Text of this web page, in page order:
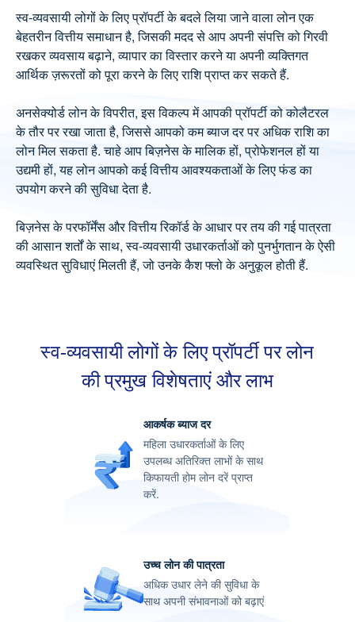
प्रोसेसिंग फीस और शुल्क
आवश्यक दस्तावेज
कैलकुलेटर
विशेष विशेषताएं और ऑफर
लोन के लिए आसान चरण
FAQ
आपके शहर में होम लोन
संबंधित प्रोडक्ट
स्व-व्यवसायी लोगों के लिए प्रॉपर्टी के बदले लिया जाने वाला लोन एक
बेहतरीन वित्तीय समाधान है, जिसकी मदद से आप अपनी संपत्ति को गिरवी
रखकर व्यवसाय बढ़ाने, व्यापार का विस्तार करने या अपनी व्यक्तिगत
आर्थिक ज़रूरतों को पूरा करने के लिए राशि प्राप्त कर सकते हैं.
अनसेक्योर्ड लोन के विपरीत, इस विकल्प में आपकी प्रॉपर्टी को कोलैटरल
के तौर पर रखा जाता है, जिससे आपको कम ब्याज दर पर अधिक राशि का
लोन मिल सकता है. चाहे आप बिज़नेस के मालिक हों, प्रोफेशनल हों या
उद्यमी हों, यह लोन आपको कई वित्तीय आवश्यकताओं के लिए फंड का
उपयोग करने की सुविधा देता है.
बिज़नेस के परफॉर्मेंस और वित्तीय रिकॉर्ड के आधार पर तय की गई पात्रता
की आसान शर्तों के साथ, स्व-व्यवसायी उधारकर्ताओं को पुनर्भुगतान के ऐसी
व्यवस्थित सुविधाएं मिलती हैं, जो उनके कैश फ्लो के अनुकूल होती हैं.
स्व-व्यवसायी लोगों के लिए प्रॉपर्टी पर लोन
की प्रमुख विशेषताएं और लाभ
आकर्षक ब्याज दर
महिला उधारकर्ताओं के लिए
उपलब्ध अतिरिक्त लाभों के साथ
किफायती होम लोन दरें प्राप्त
करें.
उच्च लोन की पात्रता
अधिक उधार लेने की सुविधा के
साथ अपनी संभावनाओं को बढ़ाएं